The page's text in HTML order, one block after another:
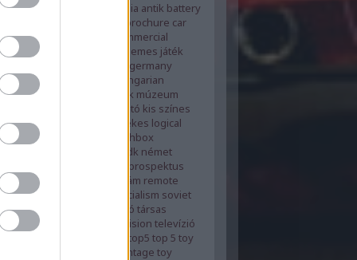
anglia antik battery
brochure car
cccpchina
commercial
czech
elemes játék
germany
heti top5
hungarian
játékjátékmúzeum tv
játék múzeum
kisautó kis színes
lemezjáték lendkerekes logical
magyarország
Matchbox
ndk német
prospektus
régi régiség reklám remote
renovation socialism soviet
szovjetunió társas
távirányítós television televízió
top5 top 5 toy
vintage toy